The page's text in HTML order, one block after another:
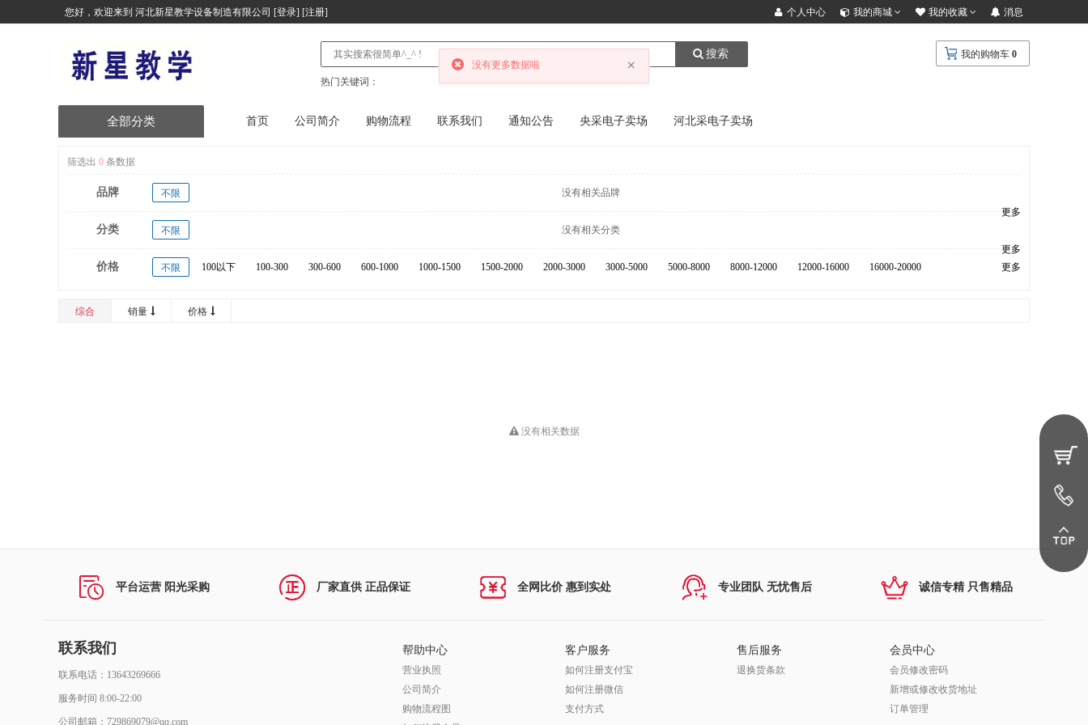
您好，欢迎来到 河北新星教学设备制造有限公司 [登录] [注册] 个人中心 我的商城 我的收藏 消息
搜索
热门关键词：
我的购物车 0
首页 公司简介 购物流程 联系我们 通知公告 央采电子卖场 河北采电子卖场
全部分类
塑胶跑道
健身器材
塑木健身器材
台式计算机及配件
便携式计算机及配件
计算机网络设备及配件
商用空调及配件
筛选出 0 条数据
品牌 不限
没有相关品牌
更多
分类 不限
没有相关分类
更多
价格 不限 100以下 100-300 300-600 600-1000 1000-1500 1500-2000 2000-3000 3000-5000 5000-8000 8000-12000 12000-16000 16000-20000 更多
综合 销量 价格
没有相关数据
平台运营 阳光采购 厂家直供 正品保证 全网比价 惠到实处 专业团队 无忧售后 诚信专精 只售精品
联系我们
联系电话：13643269666
服务时间 8:00-22:00
公司邮箱：729869079@qq.com
帮助中心
营业执照
公司简介
购物流程图
客户服务
如何注册支付宝
如何注册微信
支付方式
售后服务
退换货条款
会员中心
会员修改密码
新增或修改收货地址
订单管理
×
没有更多数据啦